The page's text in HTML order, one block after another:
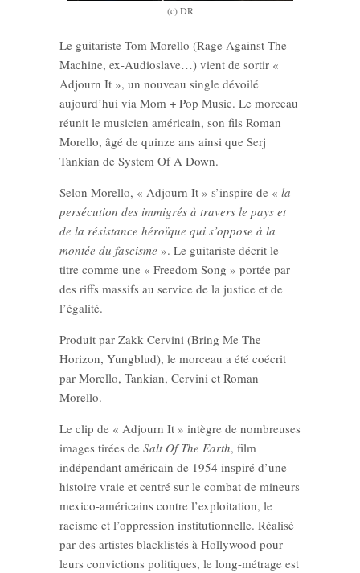
(c) DR
Le guitariste Tom Morello (Rage Against The
Machine, ex-Audioslave…) vient de sortir «
Adjourn It », un nouveau single dévoilé
aujourd’hui via Mom + Pop Music. Le morceau
réunit le musicien américain, son fils Roman
Morello, âgé de quinze ans ainsi que Serj
Tankian de System Of A Down.
Selon Morello, « Adjourn It » s’inspire de « la
persécution des immigrés à travers le pays et
de la résistance héroïque qui s’oppose à la
montée du fascisme ». Le guitariste décrit le
titre comme une « Freedom Song » portée par
des riffs massifs au service de la justice et de
l’égalité.
Produit par Zakk Cervini (Bring Me The
Horizon, Yungblud), le morceau a été coécrit
par Morello, Tankian, Cervini et Roman
Morello.
Le clip de « Adjourn It » intègre de nombreuses
images tirées de Salt Of The Earth, film
indépendant américain de 1954 inspiré d’une
histoire vraie et centré sur le combat de mineurs
mexico-américains contre l’exploitation, le
racisme et l’oppression institutionnelle. Réalisé
par des artistes blacklistés à Hollywood pour
leurs convictions politiques, le long-métrage est